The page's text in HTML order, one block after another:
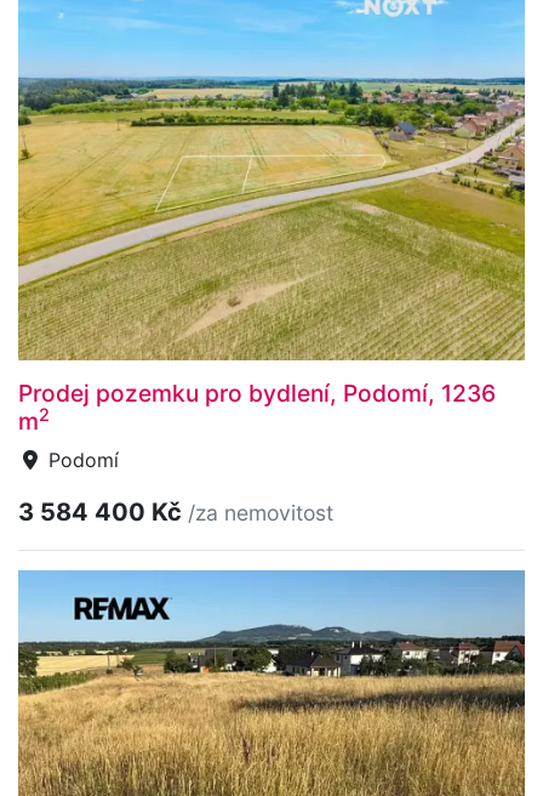
Prodej pozemku pro bydlení, Podomí, 1236
m2
Podomí
3 584 400 Kč /za nemovitost